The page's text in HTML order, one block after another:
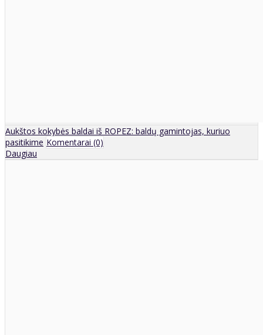
Aukštos kokybės baldai iš ROPEZ: baldų gamintojas, kuriuo
pasitikime Komentarai (0)
Daugiau